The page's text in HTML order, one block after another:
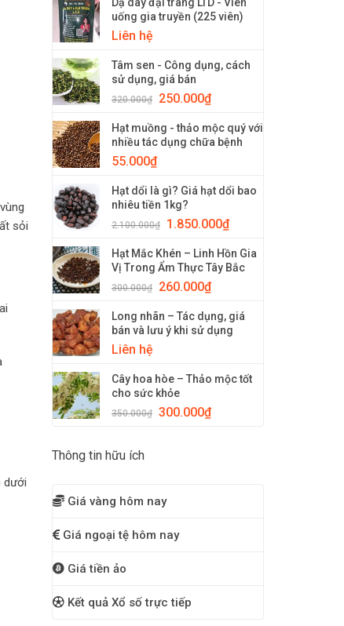
sỏi
dưới
uống gia truyền (225 viên)
Liên hệ
Tâm sen - Công dụng, cách
sử dụng, giá bán
320.000₫ 250.000₫
Hạt muồng - thảo mộc quý với
nhiều tác dụng chữa bệnh
55.000₫
Hạt dổi là gì? Giá hạt dổi bao
nhiêu tiền 1kg?
2.100.000₫ 1.850.000₫
Hạt Mắc Khén – Linh Hồn Gia
Vị Trong Ẩm Thực Tây Bắc
300.000₫ 260.000₫
Long nhãn – Tác dụng, giá
bán và lưu ý khi sử dụng
Liên hệ
Cây hoa hòe – Thảo mộc tốt
cho sức khỏe
350.000₫ 300.000₫
Thông tin hữu ích
Giá vàng hôm nay
Giá ngoại tệ hôm nay
Giá tiền ảo
Kết quả Xổ số trực tiếp